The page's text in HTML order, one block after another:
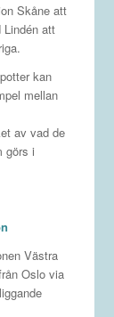
Skåne att
Lindén att
kan
mellan
av vad de
görs i
Västra
Oslo via